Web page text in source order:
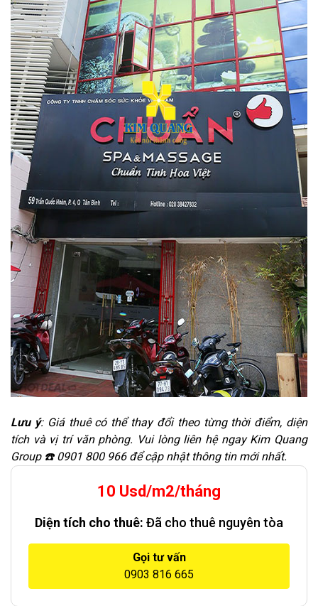
Lưu ý: Giá thuê có thể thay đổi theo từng thời điểm, diện
tích và vị trí văn phòng. Vui lòng liên hệ ngay Kim Quang
Group ☎️ 0901 800 966 để cập nhật thông tin mới nhất.
10 Usd/m2/tháng
Diện tích cho thuê: Đã cho thuê nguyên tòa
Gọi tư vấn
0903 816 665